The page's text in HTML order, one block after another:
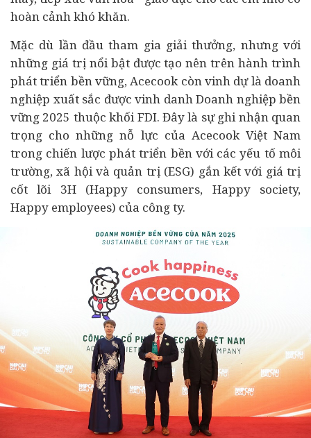
hoàn cảnh khó khăn.
Mặc dù lần đầu tham gia giải thưởng, nhưng với
những giá trị nổi bật được tạo nên trên hành trình
phát triển bền vững, Acecook còn vinh dự là doanh
nghiệp xuất sắc được vinh danh Doanh nghiệp bền
vững 2025 thuộc khối FDI. Đây là sự ghi nhận quan
trọng cho những nỗ lực của Acecook Việt Nam
trong chiến lược phát triển bền với các yếu tố môi
trường, xã hội và quản trị (ESG) gắn kết với giá trị
cốt lõi 3H (Happy consumers, Happy society,
Happy employees) của công ty.